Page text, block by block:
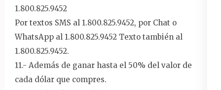
1.800.825.9452
Por textos SMS al 1.800.825.9452, por Chat o
WhatsApp al 1.800.825.9452 Texto también al
1.800.825.9452.
11.- Además de ganar hasta el 50% del valor de
cada dólar que compres.